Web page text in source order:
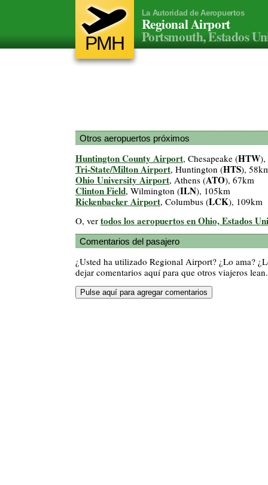
PMH
La Autoridad de Aeropuertos
Regional Airport
Portsmouth, Estados
Otros aeropuertos próximos
Huntington County Airport, Chesapeake (HTW),
Tri-State/Milton Airport, Huntington (HTS),
Ohio University Airport, Athens (ATO), 67km
Clinton Field, Wilmington (ILN), 105km
Rickenbacker Airport, Columbus (LCK), 109km
O, ver todos los aeropuertos en Ohio, Estados
Comentarios del pasajero
¿Usted ha utilizado Regional Airport? ¿Lo ama?
dejar comentarios aquí para que otros viajeros lean.